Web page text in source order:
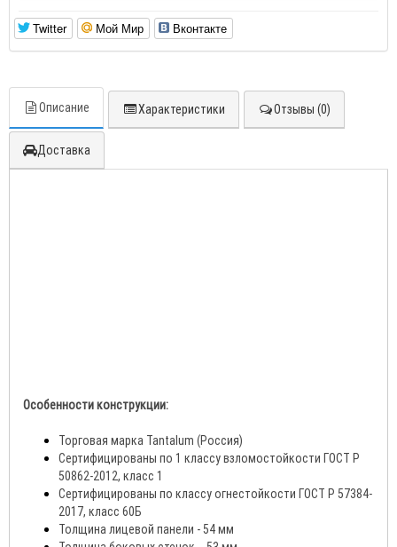
Twitter Мой Мир Вконтакте
Описание Характеристики Отзывы (0)
Доставка
Особенности конструкции:
Торговая марка Tantalum (Россия)
Сертифицированы по 1 классу взломостойкости ГОСТ Р
50862-2012, класс 1
Сертифицированы по классу огнестойкости ГОСТ Р 57384-
2017, класс 60Б
Толщина лицевой панели - 54 мм